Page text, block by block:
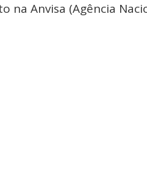
na Anvisa (Agência